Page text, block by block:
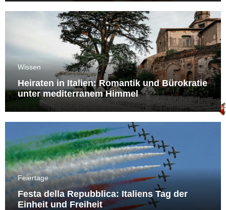
Wissen
Heiraten in Italien: Romantik und Bürokratie
unter mediterranem Himmel
Feiertage
Festa della Repubblica: Italiens Tag der
Einheit und Freiheit